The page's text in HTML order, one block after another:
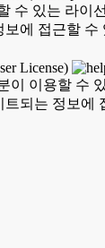
수 있는 라
에 접근할 수
License)
이 이용할 수
되는 정보에